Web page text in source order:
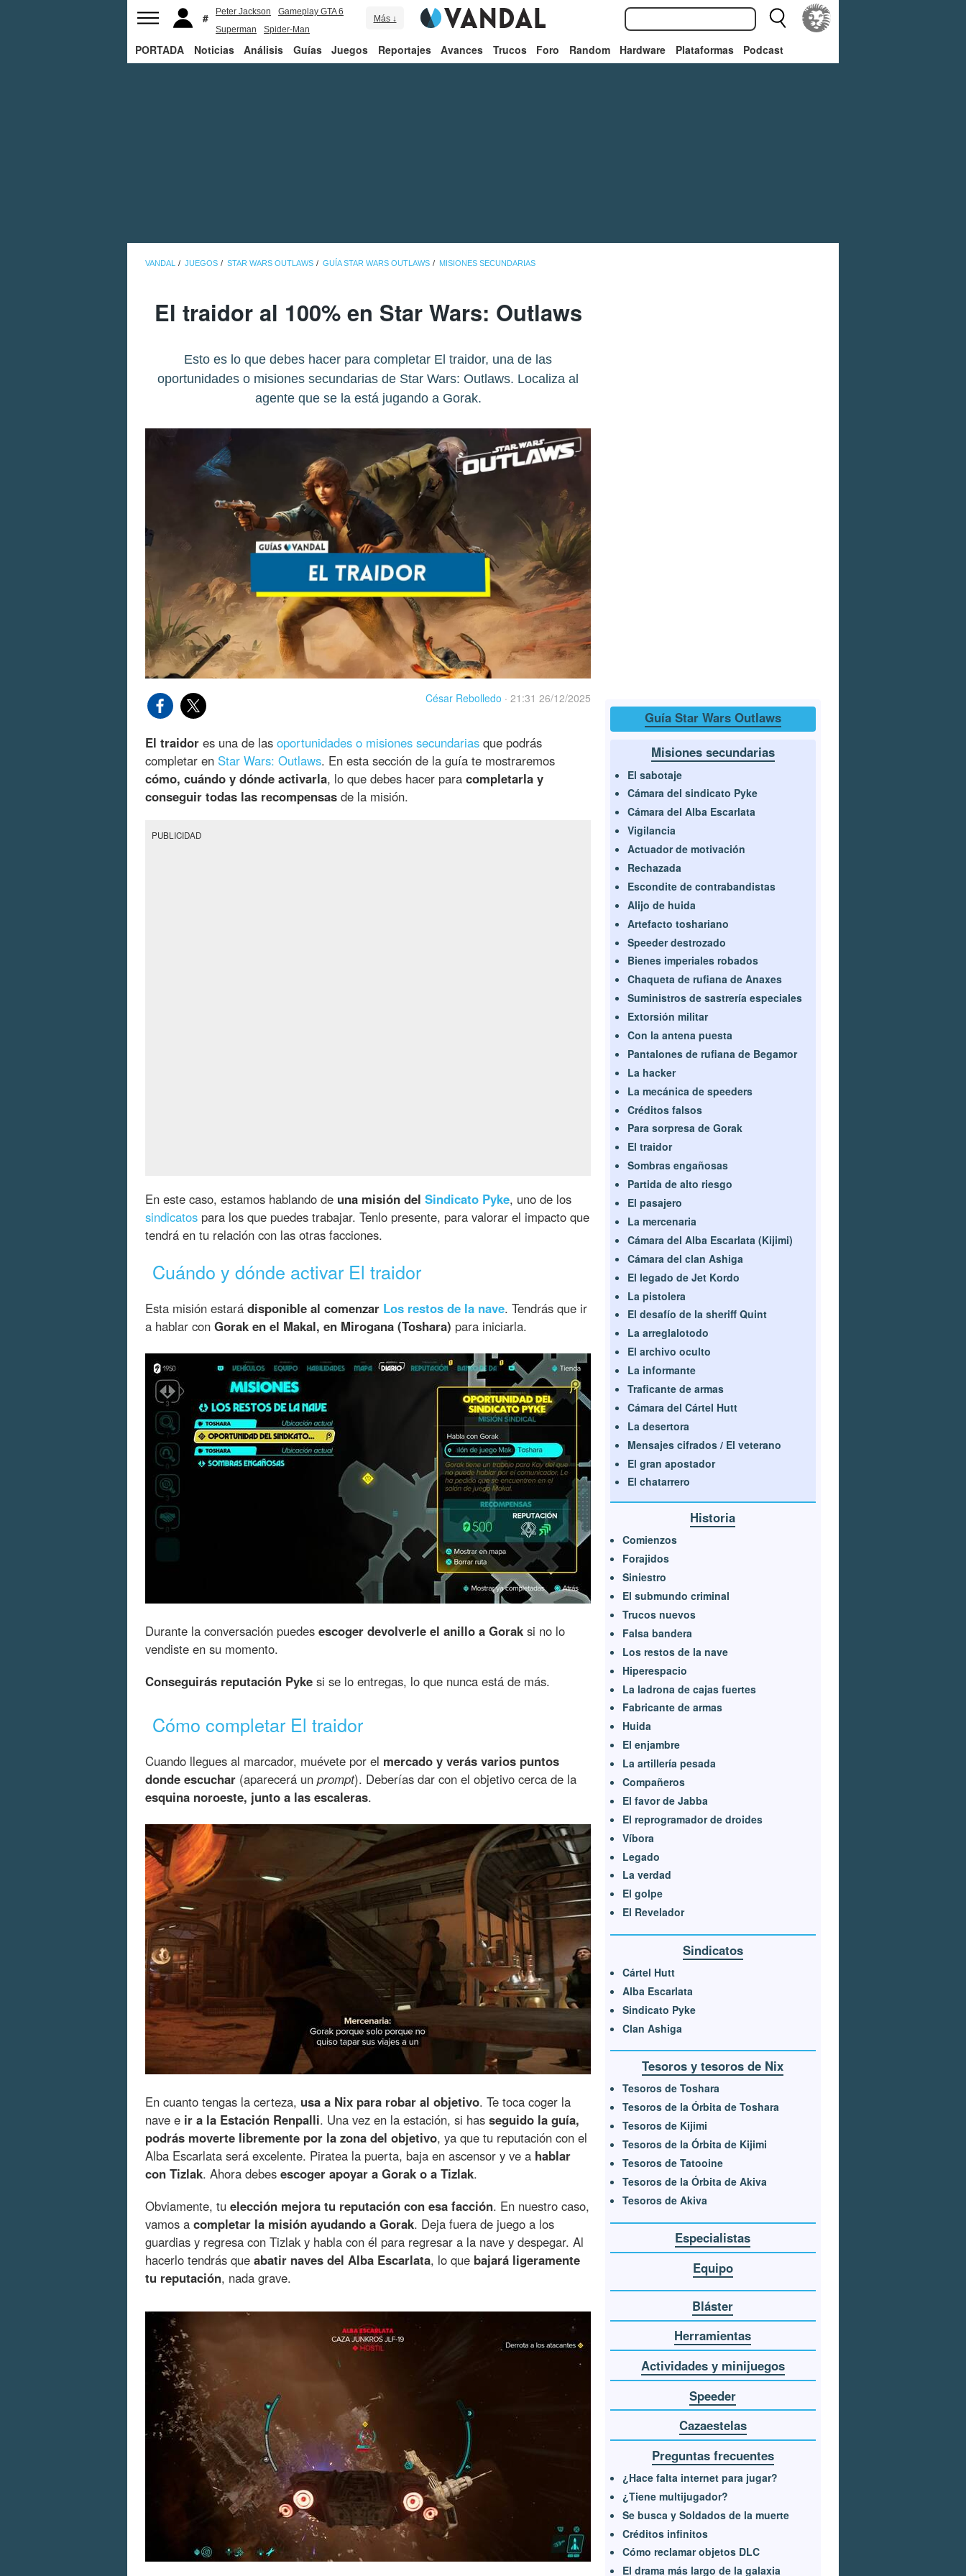
Peter Jackson
Gameplay GTA 6
Superman
Spider-Man
Más ↓
PORTADA Noticias Análisis Guías Juegos Reportajes Avances Trucos Foro Random Hardware Plataformas Podcast
VANDAL JUEGOS STAR WARS OUTLAWS GUÍA STAR WARS OUTLAWS MISIONES SECUNDARIAS
El traidor al 100% en Star Wars: Outlaws
Esto es lo que debes hacer para completar El traidor, una de las
oportunidades o misiones secundarias de Star Wars: Outlaws. Localiza al
agente que se la está jugando a Gorak.
César Rebolledo · 21:31 26/12/2025
El traidor es una de las oportunidades o misiones secundarias que podrás
completar en Star Wars: Outlaws. En esta sección de la guía te mostraremos
cómo, cuándo y dónde activarla, lo que debes hacer para completarla y
conseguir todas las recompensas de la misión.
PUBLICIDAD
En este caso, estamos hablando de una misión del Sindicato Pyke, uno de los
sindicatos para los que puedes trabajar. Tenlo presente, para valorar el impacto que
tendrá en tu relación con las otras facciones.
Cuándo y dónde activar El traidor
Esta misión estará disponible al comenzar Los restos de la nave. Tendrás que ir
a hablar con Gorak en el Makal, en Mirogana (Toshara) para iniciarla.
Durante la conversación puedes escoger devolverle el anillo a Gorak si no lo
vendiste en su momento.
Conseguirás reputación Pyke si se lo entregas, lo que nunca está de más.
Cómo completar El traidor
Cuando llegues al marcador, muévete por el mercado y verás varios puntos
donde escuchar (aparecerá un prompt). Deberías dar con el objetivo cerca de la
esquina noroeste, junto a las escaleras.
En cuanto tengas la certeza, usa a Nix para robar al objetivo. Te toca coger la
nave e ir a la Estación Renpalli. Una vez en la estación, si has seguido la guía,
podrás moverte libremente por la zona del objetivo, ya que tu reputación con el
Alba Escarlata será excelente. Piratea la puerta, baja en ascensor y ve a hablar
con Tizlak. Ahora debes escoger apoyar a Gorak o a Tizlak.
Obviamente, tu elección mejora tu reputación con esa facción. En nuestro caso,
vamos a completar la misión ayudando a Gorak. Deja fuera de juego a los
guardias y regresa con Tizlak y habla con él para regresar a la nave y despegar. Al
hacerlo tendrás que abatir naves del Alba Escarlata, lo que bajará ligeramente
tu reputación, nada grave.
Guía Star Wars Outlaws
Misiones secundarias
El sabotaje
Cámara del sindicato Pyke
Cámara del Alba Escarlata
Vigilancia
Actuador de motivación
Rechazada
Escondite de contrabandistas
Alijo de huida
Artefacto toshariano
Speeder destrozado
Bienes imperiales robados
Chaqueta de rufiana de Anaxes
Suministros de sastrería especiales
Extorsión militar
Con la antena puesta
Pantalones de rufiana de Begamor
La hacker
La mecánica de speeders
Créditos falsos
Para sorpresa de Gorak
El traidor
Sombras engañosas
Partida de alto riesgo
El pasajero
La mercenaria
Cámara del Alba Escarlata (Kijimi)
Cámara del clan Ashiga
El legado de Jet Kordo
La pistolera
El desafío de la sheriff Quint
La arreglalotodo
El archivo oculto
La informante
Traficante de armas
Cámara del Cártel Hutt
La desertora
Mensajes cifrados / El veterano
El gran apostador
El chatarrero
Historia
Comienzos
Forajidos
Siniestro
El submundo criminal
Trucos nuevos
Falsa bandera
Los restos de la nave
Hiperespacio
La ladrona de cajas fuertes
Fabricante de armas
Huida
El enjambre
La artillería pesada
Compañeros
El favor de Jabba
El reprogramador de droides
Víbora
Legado
La verdad
El golpe
El Revelador
Sindicatos
Cártel Hutt
Alba Escarlata
Sindicato Pyke
Clan Ashiga
Tesoros y tesoros de Nix
Tesoros de Toshara
Tesoros de la Órbita de Toshara
Tesoros de Kijimi
Tesoros de la Órbita de Kijimi
Tesoros de Tatooine
Tesoros de la Órbita de Akiva
Tesoros de Akiva
Especialistas
Equipo
Bláster
Herramientas
Actividades y minijuegos
Speeder
Cazaestelas
Preguntas frecuentes
¿Hace falta internet para jugar?
¿Tiene multijugador?
Se busca y Soldados de la muerte
Créditos infinitos
Cómo reclamar objetos DLC
El drama más largo de la galaxia